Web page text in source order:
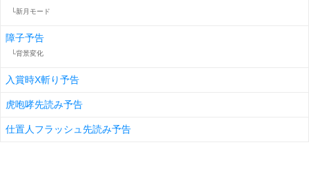
└新月モード
障子予告
└背景変化
入賞時X斬り予告
虎咆哮先読み予告
仕置人フラッシュ先読み予告